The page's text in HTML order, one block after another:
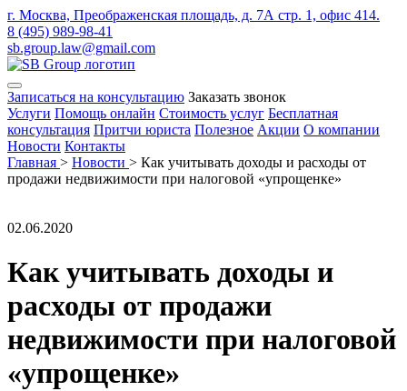
г. Москва, Преображенская площадь, д. 7А стр. 1, офис 414.
8 (495) 989-98-41
sb.group.law@gmail.com
Записаться на консультацию Заказать звонок
Услуги Помощь онлайн Стоимость услуг Бесплатная
консультация Притчи юриста Полезное Акции О компании
Новости Контакты
Главная > Новости > Как учитывать доходы и расходы от
продажи недвижимости при налоговой «упрощенке»
02.06.2020
Как учитывать доходы и
расходы от продажи
недвижимости при налоговой
«упрощенке»